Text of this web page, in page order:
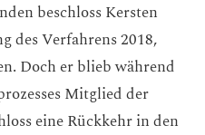
beschloss Kersten
des Verfahrens 2018,
Doch er blieb während
Mitglied der
eine Rückkehr in den